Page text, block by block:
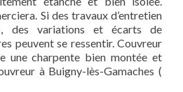
Si des travaux d’entretien
des variations et écarts de
peuvent se ressentir. Couvreur
une charpente bien montée et
à Buigny-lès-Gamaches (